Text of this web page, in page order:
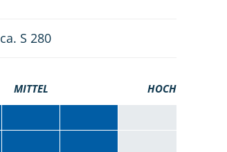
ca. S 280
MITTEL HOCH